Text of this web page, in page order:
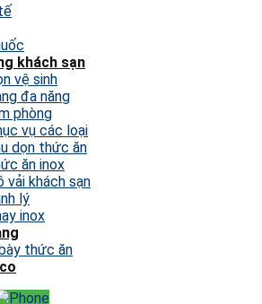
khách sạn
vệ sinh
đa năng
phòng
vụ các loại
dọn thức ăn
ăn inox
vải khách sạn
lý
inox
thức ăn